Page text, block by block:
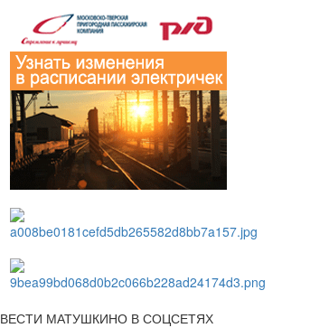
ВЕСТИ МАТУШКИНО В СОЦСЕТЯХ